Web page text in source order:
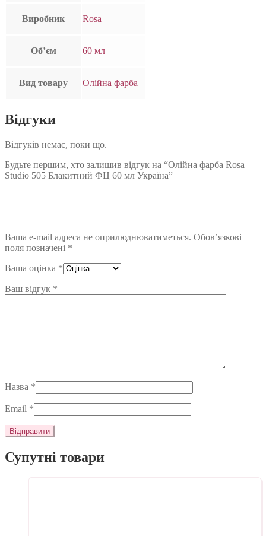
Виробник Rosa
Об’єм 60 мл
Вид товару Олійна фарба
Відгуки
Відгуків немає, поки що.
Будьте першим, хто залишив відгук на “Олійна фарба Rosa
Studio 505 Блакитний ФЦ 60 мл Україна”
Ваша e-mail адреса не оприлюднюватиметься. Обов’язкові
поля позначені *
Ваша оцінка *
Ваш відгук *
Назва *
Email *
Супутні товари